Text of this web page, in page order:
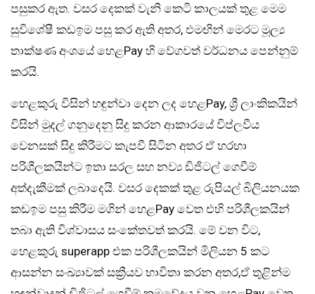
පසුකර ඇත. වසර දෙකක් වැනි කෙටි කාලයක් තුළ මෙම
සුවිශේෂී කඩඉම පසු කර ඇති අතර, එමඟින් මෙරට මූල්‍ය
තාක්ෂණ අංශයේ හෙළPay හි වේගවත් වර්ධනය පෙන්නුම්
කරයි.
හෙළකුරු විසින් හඳුන්වා දෙන ලද හෙළPay, ශ්‍රී ලාංකිකයින්
විසින් මුදල් ගනුදෙනු සිදු කරන ආකාරයේ විප්ලවීය
වෙනසක් සිදු කිරීමට කැපවී සිටින අතර ඒ හරහා
පරිශීලකයින්ට ඉතා සරල සහ නව්‍ය ඩිජිටල් ගෙවීම්
අත්දැකීමක් ලබාදෙයි. වසර දෙකක් තුළ රුපියල් බිලියනයක
කඩඉම පසු කිරීම මගින් හෙළPay වෙත එහි පරිශීලකයින්
තබා ඇති විශ්වාසය සංකේතවත් කරයි. මේ වන විට,
හෙළකුරු superapp එක පරිශීලකයින් මිලියන 5 කට
ආසන්න සංඛ්‍යාවක් සක්‍රීයව භාවිතා කරන අතර,ඒ තුළින්ම